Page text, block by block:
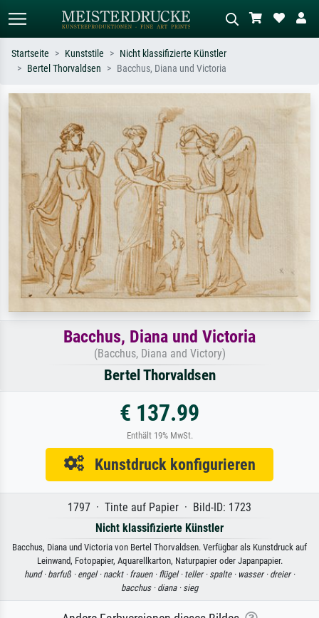
Suchen Sie nach Künstlern, Werktiteln
Sternennacht, Impressionismus, Welle
Hokusai, Akt.
Beschreiben Sie die Szene – z.B. Grüne
Wiese, Abstrakt mit viel Rot, Dunkles
Ölgemälde, Stehender Akt neben einem
Baum.
Startseite Kunststile
Nicht klassifizierte Künstler
Bertel Thorvaldsen
Bacchus, Diana und Victoria
Bacchus, Diana und Victoria
(Bacchus, Diana and Victory)
Bertel Thorvaldsen
€ 137.99
Enthält 19% MwSt.
Kunstdruck konfigurieren
1797 · Tinte auf Papier · Bild-ID: 1723
Nicht klassifizierte Künstler
Bacchus, Diana und Victoria von Bertel Thorvaldsen. Verfügbar als Kunstdruck auf
Leinwand, Fotopapier, Aquarellkarton, Naturpapier oder Japanpapier.
hund · barfuß · engel · nackt · frauen · flügel · teller · spalte · wasser · dreier ·
bacchus · diana · sieg